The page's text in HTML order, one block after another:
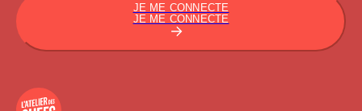
JE ME CONNECTE
JE ME CONNECTE